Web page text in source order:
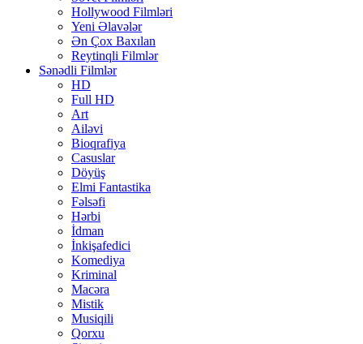
Hollywood Filmləri
Yeni Əlavələr
Ən Çox Baxılan
Reytinqli Filmlər
Sənədli Filmlər
HD
Full HD
Art
Ailəvi
Bioqrafiya
Casuslar
Döyüş
Elmi Fantastika
Fəlsəfi
Hərbi
İdman
İnkişafedici
Komediya
Kriminal
Macəra
Mistik
Musiqili
Qorxu